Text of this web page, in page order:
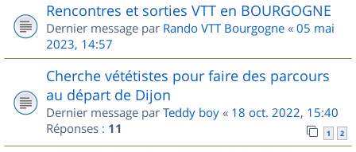
Rencontres et sorties VTT en BOURGOGNE
Dernier message par Rando VTT Bourgogne « 05 mai
2023, 14:57
Cherche vététistes pour faire des parcours
au départ de Dijon
Dernier message par Teddy boy « 18 oct. 2022, 15:40
Réponses : 11 1 2